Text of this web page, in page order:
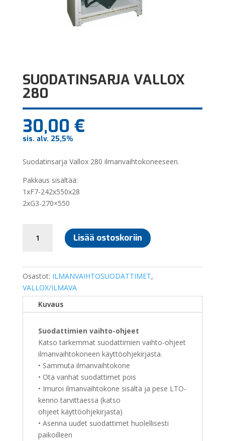
SUODATINSARJA VALLOX
280
30,00 €
sis. alv. 25,5%
Suodatinsarja Vallox 280 ilmanvaihtokoneeseen.
Pakkaus sisältää:
1xF7-242x550x28
2xG3-270×550
SUODATINSARJA
VALLOX
Lisää ostoskoriin
Osastot: ILMANVAIHTOSUODATTIMET,
VALLOX/ILMAVA
Kuvaus
Suodattimien vaihto-ohjeet
Katso tarkemmat suodattimien vaihto-ohjeet
ilmanvaihtokoneen käyttöohjekirjasta.
• Sammuta ilmanvaihtokone
• Ota vanhat suodattimet pois
• Imuroi ilmanvaihtokone sisältä ja pese LTO-
kenno tarvittaessa (katso
ohjeet käyttöohjekirjasta)
• Asenna uudet suodattimet huolellisesti
paikoilleen